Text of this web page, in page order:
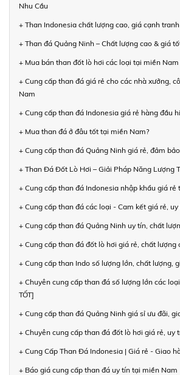
Nhu Cầu
+ Than Indonesia chất lượng cao, giá cạnh
+ Than đá Quảng Ninh – Chất lượng cao & giá
+ Mua bán than đốt lò hơi các loại tại miền
+ Cung cấp than đá giá rẻ cho các nhà xưởng,
Nam
+ Cung cấp than đá Indonesia giá rẻ hàng đầu
+ Mua than đá ở đâu tốt tại miền Nam?
+ Cung cấp than đá Quảng Ninh giá rẻ, đảm
+ Than Đá Đốt Lò Hơi – Giải Pháp Năng Lượng
+ Cung cấp than đá Indonesia nhập khẩu giá rẻ
+ Cung cấp than đá các loại - Cam kết giá rẻ,
+ Cung cấp than đá Quảng Ninh uy tín, chất
+ Cung cấp than đá đốt lò hơi giá rẻ, chất lượng
+ Cung cấp than Indo số lượng lớn, chất lượng,
+ Chuyên cung cấp than đá số lượng lớn các
TỐT]
+ Cung cấp than đá Quảng Ninh giá sỉ ưu đãi,
+ Chuyên cung cấp than đá đốt lò hơi giá rẻ, uy
+ Cung Cấp Than Đá Indonesia | Giá rẻ - Giao
+ Báo giá cung cấp than đá uy tín tại miền Nam